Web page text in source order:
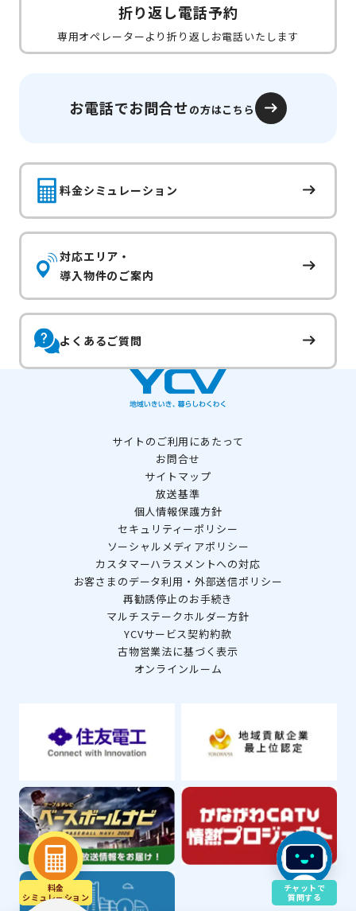
折り返し電話予約
専用オペレーターより折り返しお電話いたします
お電話でお問合せの方はこちら
料金シミュレーション
対応エリア・
導入物件のご案内
よくあるご質問
料金
シミュレ－ション
サイトのご利用にあたって
お問合せ
サイトマップ
放送基準
個人情報保護方針
セキュリティーポリシー
ソーシャルメディアポリシー
カスタマーハラスメントへの対応
お客さまのデータ利用・外部送信ポリシー
再勧誘停止のお手続き
マルチステークホルダー方針
YCVサービス契約約款
古物営業法に基づく表示
オンラインルーム
チャットで
質問する